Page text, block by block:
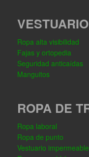
Ropa alta visibilidad
Fajas y ortopedia
Seguridad anticaídas
Manguitos
ROPA DE
Ropa laboral
Ropa de punto
Vestuario impermeable